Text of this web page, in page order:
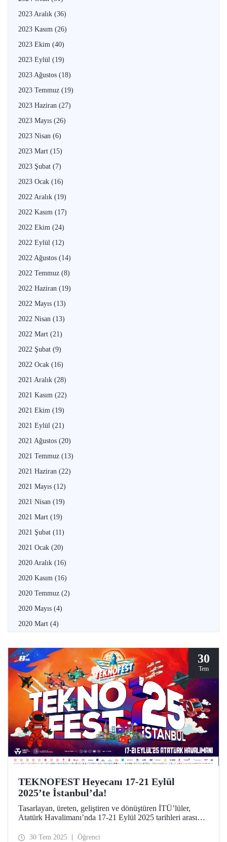
2023 Aralık (36)
2023 Kasım (26)
2023 Ekim (40)
2023 Eylül (19)
2023 Ağustos (18)
2023 Temmuz (19)
2023 Haziran (27)
2023 Mayıs (26)
2023 Nisan (6)
2023 Mart (15)
2023 Şubat (7)
2023 Ocak (16)
2022 Aralık (19)
2022 Kasım (17)
2022 Ekim (24)
2022 Eylül (12)
2022 Ağustos (14)
2022 Temmuz (8)
2022 Haziran (19)
2022 Mayıs (13)
2022 Nisan (13)
2022 Mart (21)
2022 Şubat (9)
2022 Ocak (16)
2021 Aralık (28)
2021 Kasım (22)
2021 Ekim (19)
2021 Eylül (21)
2021 Ağustos (20)
2021 Temmuz (13)
2021 Haziran (22)
2021 Mayıs (12)
2021 Nisan (19)
2021 Mart (19)
2021 Şubat (11)
2021 Ocak (20)
2020 Aralık (16)
2020 Kasım (16)
2020 Temmuz (2)
2020 Mayıs (4)
2020 Mart (4)
30
Tem
TEKNOFEST Heyecanı 17-21 Eylül
2025’te İstanbul’da!
Tasarlayan, üreten, geliştiren ve dönüştüren İTÜ’lüler,
Atatürk Havalimanı’nda 17-21 Eylül 2025 tarihleri arasında
30 Tem 2025 Öğrenci